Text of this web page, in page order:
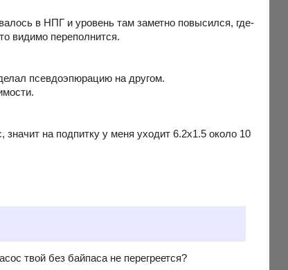
в НПГ и уровень там заметно повысился, где-
видимо переполнится.
псевдоэпюрацию на другом.
на подпитку у меня уходит 6.2х1.5 около 10
твой без байпаса не перегреется?